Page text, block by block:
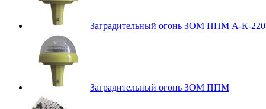
Заградительный огонь ЗОМ ППМ А-К-220
Заградительный огонь ЗОМ ППМ